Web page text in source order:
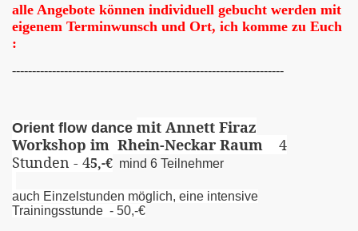
alle Angebote können individuell gebucht werden mit
eigenem Terminwunsch und Ort, ich komme zu Euch
:
--------------------------------------------------------------------
Orient flow dance mit Annett Firaz
Workshop im Rhein-Neckar Raum
4
Stunden - 45,-€ mind 6 Teilnehmer
auch Einzelstunden möglich, eine intensive
Trainingsstunde - 50,-€